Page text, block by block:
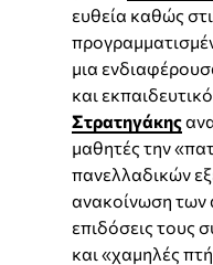
ευθεία καθώς
μια
και
Στρατηγάκης
μαθητές την
πανελλαδικών
ανακοίνωση των
επιδόσεις τους
και «χαμηλές